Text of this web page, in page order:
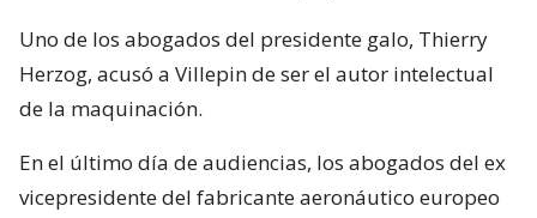
Uno de los abogados del presidente galo, Thierry
Herzog, acusó a Villepin de ser el autor intelectual
de la maquinación.
En el último día de audiencias, los abogados del ex
vicepresidente del fabricante aeronáutico europeo